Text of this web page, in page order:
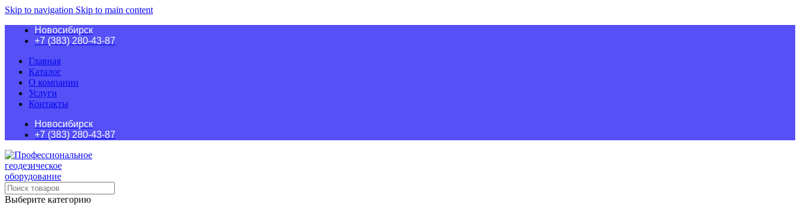
Skip to navigation Skip to main content
Новосибирск
+7 (383) 280-43-87
Главная
Каталог
О компании
Услуги
Контакты
Новосибирск
+7 (383) 280-43-87
Выберите категорию